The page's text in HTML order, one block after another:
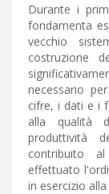
Durante i
fondamenta
vecchio
costruzione
necessario
cifre, i dati e i
alla qualità
produttività
contribuito
effettuato
in esercizio